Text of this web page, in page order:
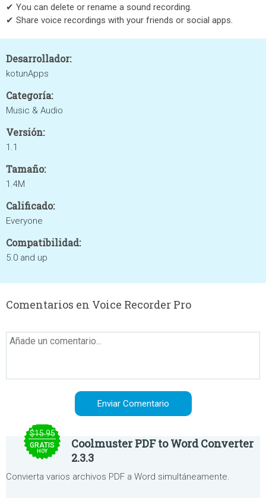
✔ You can delete or rename a sound recording.
✔ Share voice recordings with your friends or social apps.
Desarrollador:
kotunApps
Categoría:
Music & Audio
Versión:
1.1
Tamaño:
1.4M
Calificado:
Everyone
Compatibilidad:
5.0 and up
Comentarios en Voice Recorder Pro
$15.95
GRATIS
HOY
Coolmuster PDF to Word Converter
2.3.3
Convierta varios archivos PDF a Word simultáneamente.